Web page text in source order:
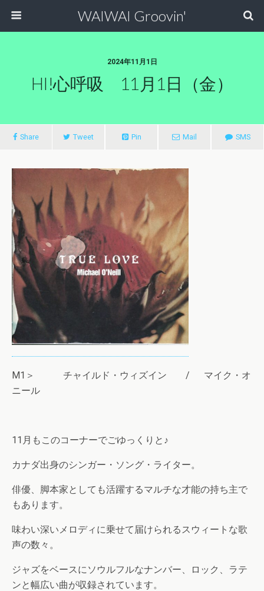
WAIWAI Groovin'
2024年11月1日
HI!心呼吸 11月1日（金）
Share Tweet Pin Mail SMS
M1＞ チャイルド・ウィズイン / マイク・オ
ニール
11月もこのコーナーでごゆっくりと♪
カナダ出身のシンガー・ソング・ライター。
俳優、脚本家としても活躍するマルチな才能の持ち主で
もあります。
味わい深いメロディに乗せて届けられるスウィートな歌
声の数々。
ジャズをベースにソウルフルなナンバー、ロック、ラテ
ンと幅広い曲が収録されています。